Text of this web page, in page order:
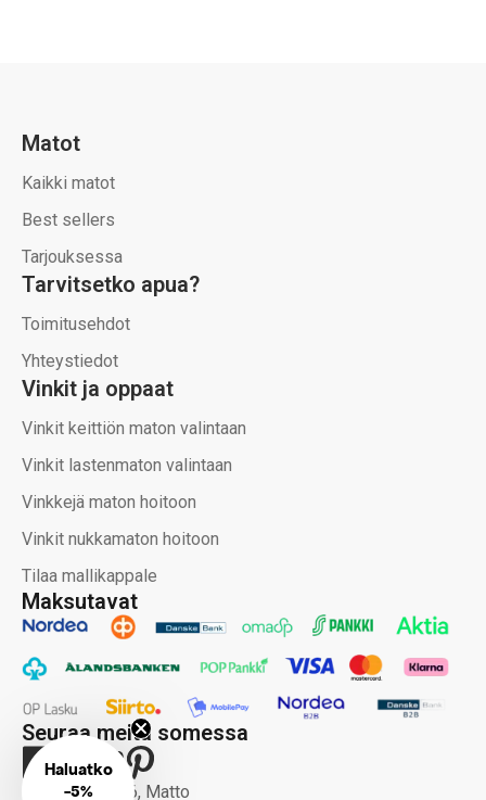
Maksutavat
Seuraa meitä somessa
Copyright 2026, Matto
Matot
Kaikki matot
Best sellers
Tarjouksessa
Tarvitsetko apua?
Toimitusehdot
Yhteystiedot
Vinkit ja oppaat
Vinkit keittiön maton valintaan
Vinkit lastenmaton valintaan
Vinkkejä maton hoitoon
Vinkit nukkamaton hoitoon
Tilaa mallikappale
Haluatko
-5%